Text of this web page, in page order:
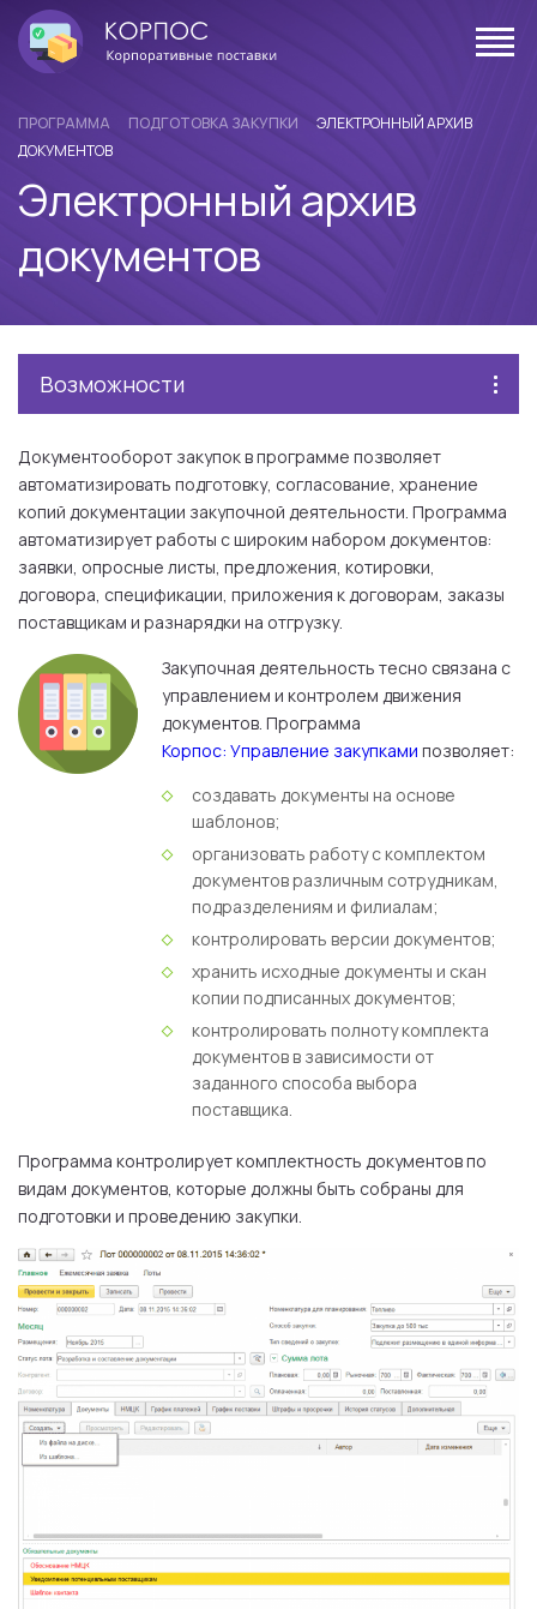
ПРОГРАММА ПОДГОТОВКА ЗАКУПКИ
ЭЛЕКТРОННЫЙ АРХИВ
ДОКУМЕНТОВ
Электронный архив
документов
Возможности
Документооборот закупок в программе позволяет
автоматизировать подготовку, согласование, хранение
копий документации закупочной деятельности. Программа
автоматизирует работы с широким набором документов:
заявки, опросные листы, предложения, котировки,
договора, спецификации, приложения к договорам, заказы
поставщикам и разнарядки на отгрузку.
Закупочная деятельность тесно связана с
управлением и контролем движения
документов. Программа
Корпос: Управление закупками позволяет:
создавать документы на основе
шаблонов;
организовать работу с комплектом
документов различным сотрудникам,
подразделениям и филиалам;
контролировать версии документов;
хранить исходные документы и скан
копии подписанных документов;
контролировать полноту комплекта
документов в зависимости от
заданного способа выбора
поставщика.
Программа контролирует комплектность документов по
видам документов, которые должны быть собраны для
подготовки и проведению закупки.